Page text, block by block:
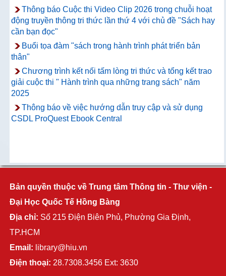
Thông báo Cuộc thi Video Clip 2026 trong chuỗi hoạt
động truyền thông tri thức lần thứ 4 với chủ đề "Sách hay
cần bạn đọc"
Buổi tọa đàm "sách trong hành trình phát triển bản
thân"
Chương trình kết nối tấm lòng tri thức và tổng kết trao
giải cuộc thi " Hành trình qua những trang sách" năm
2025
Thông báo về việc hướng dẫn truy cập và sử dụng
CSDL ProQuest Ebook Central
Bản quyền thuộc về Trung tâm Thông tin - Thư viện -
Đại Học Quốc Tế Hồng Bàng
Địa chỉ: Số 215 Điện Biên Phủ, Phường Gia Định,
TP.HCM
Email: library@hiu.vn
Điện thoại: 28.7308.3456 Ext: 3630